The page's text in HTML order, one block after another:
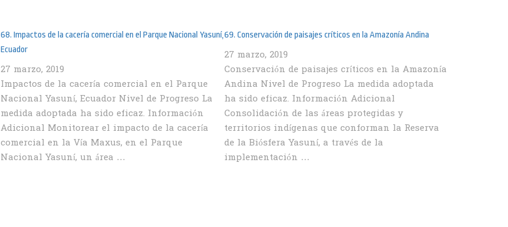
68. Impactos de la cacería comercial en el Parque Nacional Yasuní,
Ecuador
27 marzo, 2019
Impactos de la cacería comercial en el Parque
Nacional Yasuní, Ecuador Nivel de Progreso La
medida adoptada ha sido eficaz. Información
Adicional Monitorear el impacto de la cacería
comercial en la Vía Maxus, en el Parque
Nacional Yasuní, un área …
69. Conservación de paisajes críticos en la Amazonía Andina
27 marzo, 2019
Conservación de paisajes críticos en la Amazonía
Andina Nivel de Progreso La medida adoptada
ha sido eficaz. Información Adicional
Consolidación de las áreas protegidas y
territorios indígenas que conforman la Reserva
de la Biósfera Yasuní, a través de la
implementación …